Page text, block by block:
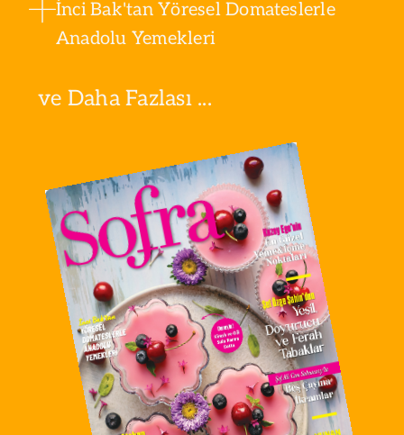
İnci Bak'tan Yöresel Domateslerle
Anadolu Yemekleri
ve Daha Fazlası ...